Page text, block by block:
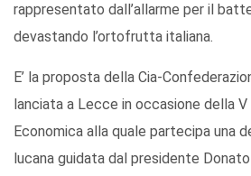
rappresentato dall’allarme per il
devastando l’ortofrutta italiana.
E’ la proposta della Cia-
lanciata a Lecce in occasione della
Economica alla quale partecipa una
lucana guidata dal presidente